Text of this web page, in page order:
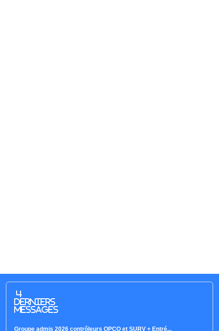
4
derniers
messages
Groupe admis 2026 contrôleurs OPCO et SURV + Entré...